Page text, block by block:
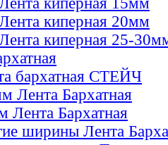
киперная 20мм
киперная 25-
бархатная СТЕЙЧ
Лента Бархатная
Лента Бархатная
ширины Лента